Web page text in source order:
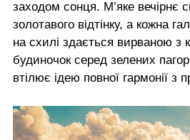
заходом сонця. М’яке вечірнє
золотавого відтінку, а кожна
на схилі здається вирваною з
будиночок серед зелених
втілює ідею повної гармонії з